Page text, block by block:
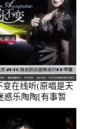
变在线听(原唱是天
惑乐陶陶[有事暂
播:27678次